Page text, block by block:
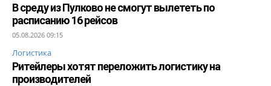
В среду из Пулково не смогут вылететь по
расписанию 16 рейсов
05.08.2026 09:15
Логистика
Ритейлеры хотят переложить логистику на
производителей